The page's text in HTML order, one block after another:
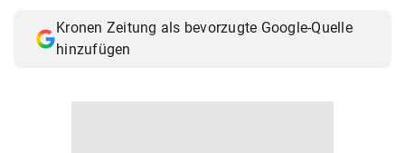
Kronen Zeitung als bevorzugte Google-Quelle
hinzufügen